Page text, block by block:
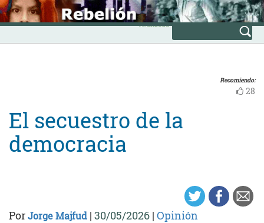
Skip
to
content
INICIO
Avanzada
Recomiendo:
28
El secuestro de la
democracia
PorJorge Majfud | 30/05/2026 | Opinión